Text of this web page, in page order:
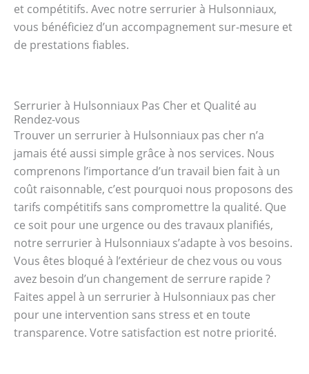
et compétitifs. Avec notre serrurier à Hulsonniaux,
vous bénéficiez d’un accompagnement sur-mesure et
de prestations fiables.
Serrurier à Hulsonniaux Pas Cher et Qualité au
Rendez-vous
Trouver un serrurier à Hulsonniaux pas cher n’a
jamais été aussi simple grâce à nos services. Nous
comprenons l’importance d’un travail bien fait à un
coût raisonnable, c’est pourquoi nous proposons des
tarifs compétitifs sans compromettre la qualité. Que
ce soit pour une urgence ou des travaux planifiés,
notre serrurier à Hulsonniaux s’adapte à vos besoins.
Vous êtes bloqué à l’extérieur de chez vous ou vous
avez besoin d’un changement de serrure rapide ?
Faites appel à un serrurier à Hulsonniaux pas cher
pour une intervention sans stress et en toute
transparence. Votre satisfaction est notre priorité.